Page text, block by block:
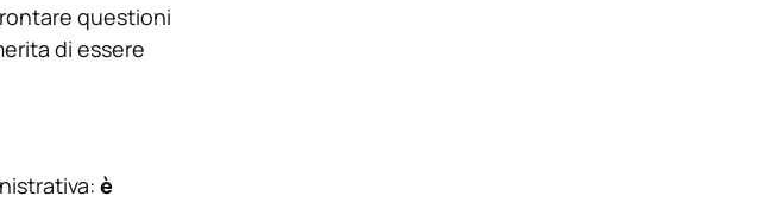
questioni
di essere
è